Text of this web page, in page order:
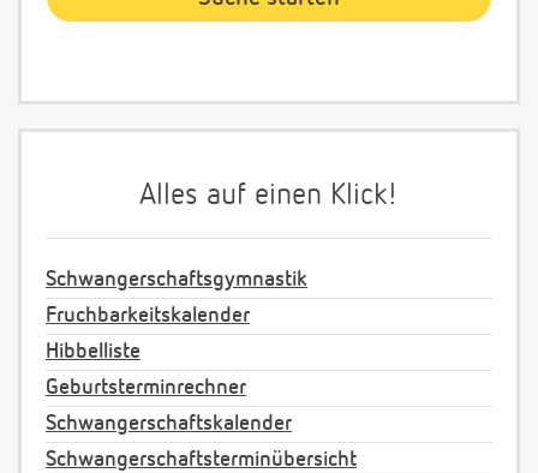
Alles auf einen Klick!
Schwangerschaftsgymnastik
Fruchbarkeitskalender
Hibbelliste
Geburtsterminrechner
Schwangerschaftskalender
Schwangerschaftsterminübersicht